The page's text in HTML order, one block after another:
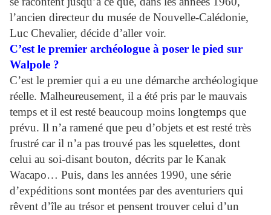
l’ancien directeur du musée de Nouvelle-Calédonie,
Luc Chevalier, décide d’aller voir.
C’est le premier archéologue à poser le pied sur
Walpole ?
C’est le premier qui a eu une démarche archéologique
réelle. Malheureusement, il a été pris par le mauvais
temps et il est resté beaucoup moins longtemps que
prévu. Il n’a ramené que peu d’objets et est resté très
frustré car il n’a pas trouvé pas les squelettes, dont
celui au soi-disant bouton, décrits par le Kanak
Wacapo… Puis, dans les années 1990, une série
d’expéditions sont montées par des aventuriers qui
rêvent d’île au trésor et pensent trouver celui d’un